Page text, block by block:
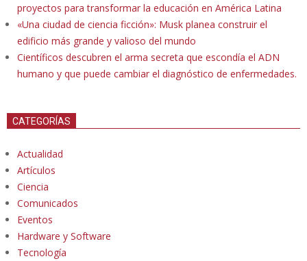
proyectos para transformar la educación en América Latina
«Una ciudad de ciencia ficción»: Musk planea construir el
edificio más grande y valioso del mundo
Científicos descubren el arma secreta que escondía el ADN
humano y que puede cambiar el diagnóstico de enfermedades.
CATEGORÍAS
Actualidad
Artículos
Ciencia
Comunicados
Eventos
Hardware y Software
Tecnología